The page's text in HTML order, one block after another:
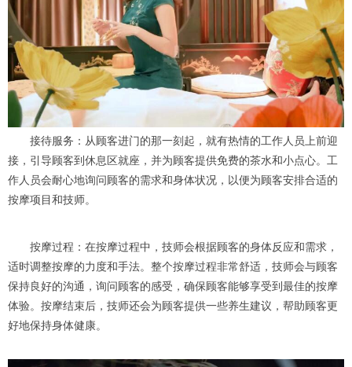
接待服务：从顾客进门的那一刻起，就有热情的工作人员上前迎
接，引导顾客到休息区就座，并为顾客提供免费的茶水和小点心。工
作人员会耐心地询问顾客的需求和身体状况，以便为顾客安排合适的
按摩项目和技师。
按摩过程：在按摩过程中，技师会根据顾客的身体反应和需求，
适时调整按摩的力度和手法。整个按摩过程非常舒适，技师会与顾客
保持良好的沟通，询问顾客的感受，确保顾客能够享受到最佳的按摩
体验。按摩结束后，技师还会为顾客提供一些养生建议，帮助顾客更
好地保持身体健康。